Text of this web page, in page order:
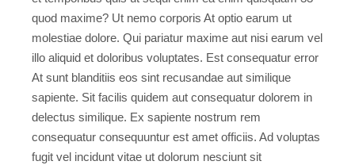
quod maxime? Ut nemo corporis At optio earum ut
molestiae dolore. Qui pariatur maxime aut nisi earum vel
illo aliquid et doloribus voluptates. Est consequatur error
At sunt blanditiis eos sint recusandae aut similique
sapiente. Sit facilis quidem aut consequatur dolorem in
delectus similique. Ex sapiente nostrum rem
consequatur consequuntur est amet officiis. Ad voluptas
fugit vel incidunt vitae ut dolorum nesciunt sit